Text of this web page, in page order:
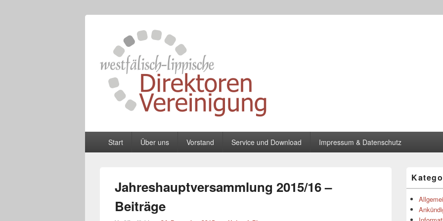
Westfälisch-Lippische
Start Über uns Vorstand Service und Download Impressum & Datenschutz
Jahreshauptversammlung 2015/16 –
Beiträge